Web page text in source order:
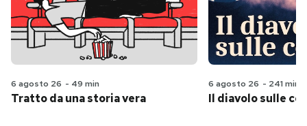
6 agosto 26 - 49 min
Tratto da una storia vera
6 agosto 26 - 241 min
Il diavolo sulle